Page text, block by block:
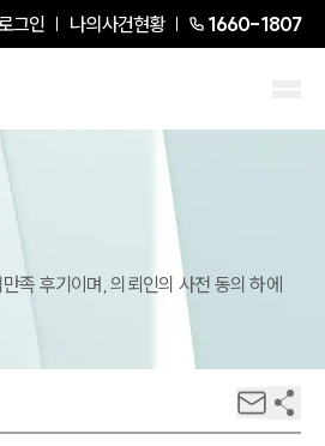
그인 나의사건현황 1660-1807
족 후기이며, 의뢰인의 사전 동의 하에